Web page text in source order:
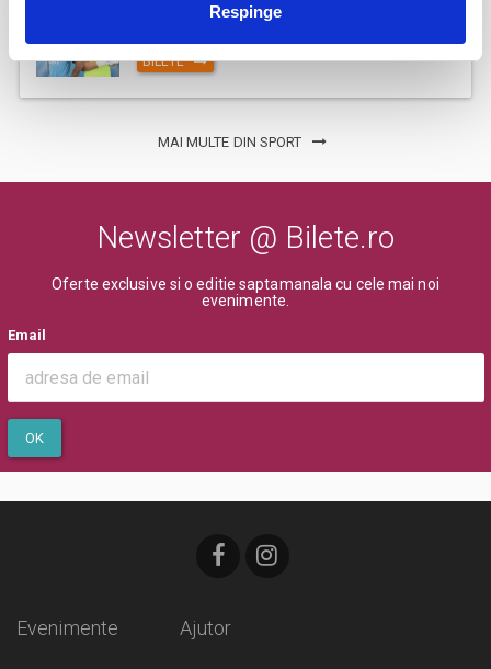
Respinge
BILETE
MAI MULTE DIN SPORT
Newsletter @ Bilete.ro
Oferte exclusive si o editie saptamanala cu cele mai noi
evenimente.
Email
OK
Ajutor
Evenimente